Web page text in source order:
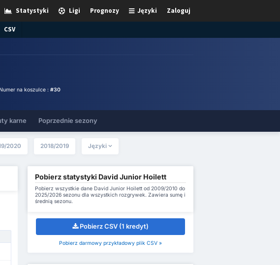
Zaloguj
Języki
Prognozy
Ligi
Statystyki
CSV
Numer na koszulce : #30
karne Poprzednie sezony
2020 2018/2019 Języki
Pobierz statystyki David Junior Hoilett
Pobierz wszystkie dane David Junior Hoilett od 2009/2010 do
2025/2026 sezonu dla wszystkich rozgrywek. Zawiera sumę i
średnią sezonu.
Pobierz CSV (1 kredyt)
Pobierz darmowy przykładowy plik CSV »